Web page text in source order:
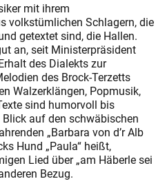
mit ihrem
volkstümlichen Schlagern, die
getextet sind, die Hallen.
an, seit Ministerpräsident
des Dialekts zur
des Brock-Terzetts
Walzerklängen, Popmusik,
sind humorvoll bis
auf den schwäbischen
„Barbara von d’r Alb
Hund „Paula“ heißt,
Lied über „am Häberle sei
Bezug.